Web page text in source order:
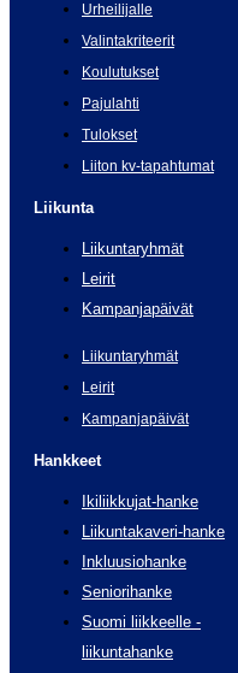
Urheilijalle
Valintakriteerit
Koulutukset
Pajulahti
Tulokset
Liiton kv-tapahtumat
Liikunta
Liikuntaryhmät
Leirit
Kampanjapäivät
Liikuntaryhmät
Leirit
Kampanjapäivät
Hankkeet
Ikiliikkujat-hanke
Liikuntakaveri-hanke
Inkluusiohanke
Seniorihanke
Suomi liikkeelle -
liikuntahanke